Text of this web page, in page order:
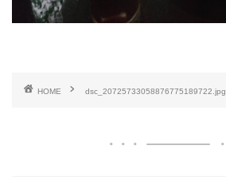
HOME dsc_20725733058876775189722.jpg